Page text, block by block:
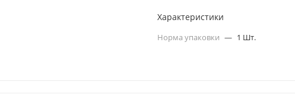
Характеристики
Норма упаковки — 1 Шт.